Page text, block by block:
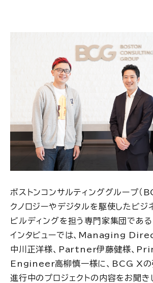
ボストンコンサルティンググループ（
クノロジーやデジタルを駆使したビジ
ビルディングを担う専門家集団であ
インタビューでは、Managing
中川正洋様、Partner伊藤健様、
Engineer高柳慎一様に、BCG Xの
進行中のプロジェクトの内容をお聞き